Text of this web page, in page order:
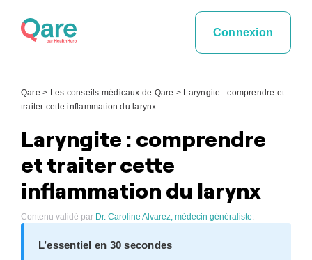
Connexion
Qare > Les conseils médicaux de Qare > Laryngite : comprendre et
traiter cette inflammation du larynx
Laryngite : comprendre
et traiter cette
inflammation du larynx
Contenu validé par Dr. Caroline Alvarez, médecin généraliste.
L’essentiel en 30 secondes